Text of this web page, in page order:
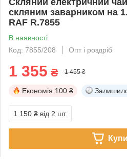
скляним заварником на
RAF R.7855
В наявності
Код: 7855/208
Опт і роздріб
1 355 ₴ 1 455 ₴
Економія 100 ₴
1 150 ₴ від 2 шт.